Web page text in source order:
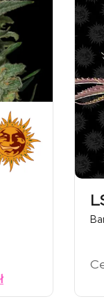
zł
Zakres
cen: